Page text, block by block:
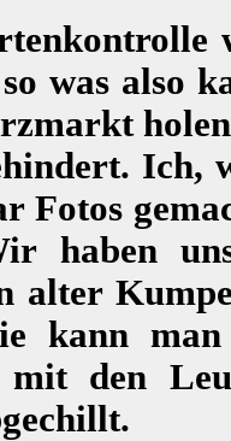
so was also
Ich,
Fotos
haben
alter
kann
den